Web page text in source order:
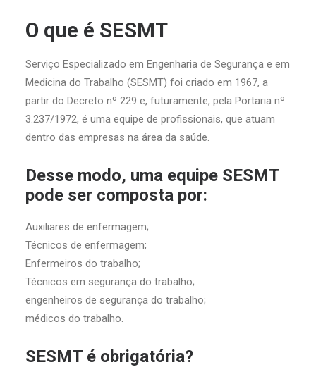
O que é SESMT
Serviço Especializado em Engenharia de Segurança e em
Medicina do Trabalho (SESMT) foi criado em 1967, a
partir do Decreto nº 229 e, futuramente, pela Portaria nº
3.237/1972, é uma equipe de profissionais, que atuam
dentro das empresas na área da saúde.
Desse modo, uma equipe SESMT
pode ser composta por:
Auxiliares de enfermagem;
Técnicos de enfermagem;
Enfermeiros do trabalho;
Técnicos em segurança do trabalho;
engenheiros de segurança do trabalho;
médicos do trabalho.
SESMT é obrigatória?